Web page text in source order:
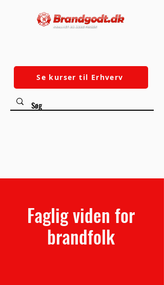
Se kurser til Erhverv
Faglig viden for
brandfolk